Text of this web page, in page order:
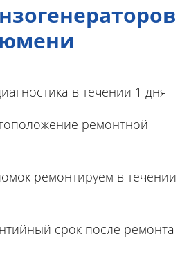
в течении 1 дня
ремонтной
ремонтируем в течении
срок после ремонта